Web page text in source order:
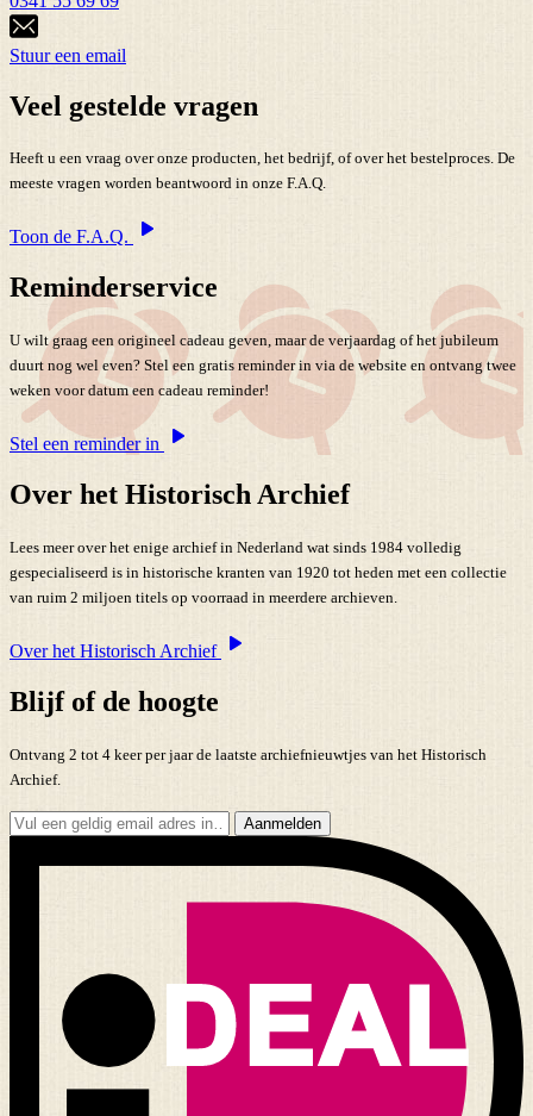
Stuur een email
Veel gestelde vragen
Heeft u een vraag over onze producten, het bedrijf, of over het bestelproces. De
meeste vragen worden beantwoord in onze F.A.Q.
Toon de F.A.Q.
Reminderservice
U wilt graag een origineel cadeau geven, maar de verjaardag of het jubileum
duurt nog wel even? Stel een gratis reminder in via de website en ontvang twee
weken voor datum een cadeau reminder!
Stel een reminder in
Over het Historisch Archief
Lees meer over het enige archief in Nederland wat sinds 1984 volledig
gespecialiseerd is in historische kranten van 1920 tot heden met een collectie
van ruim 2 miljoen titels op voorraad in meerdere archieven.
Over het Historisch Archief
Blijf of de hoogte
Ontvang 2 tot 4 keer per jaar de laatste archiefnieuwtjes van het Historisch
Archief.
Aanmelden